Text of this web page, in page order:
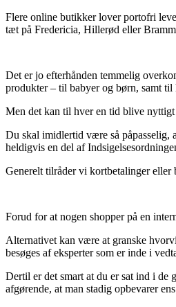
Flere online butikker lover portofri
tæt på Fredericia, Hillerød eller
Det er jo efterhånden temmelig
produkter – til babyer og børn, samt
Men det kan til hver en tid blive nyttigt
Du skal imidlertid være så påpasselig,
heldigvis en del af
Generelt tilråder vi kortbetalinger
Forud for at nogen shopper på en
Alternativet kan være at granske
besøges af eksperter som er inde i
Dertil er det smart at du er sat ind i
afgørende, at man stadig opbevarer